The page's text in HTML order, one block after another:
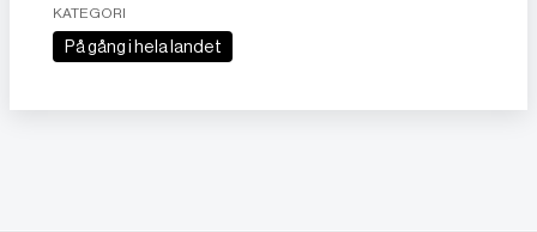
KATEGORI
På gång i hela landet